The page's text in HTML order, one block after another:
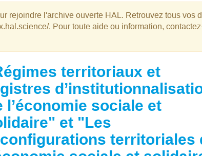
rejoindre l'archive ouverte HAL. Retrouvez tous vos
. Pour toute aide ou information,
territoriaux et
l’économie sociale et
et "Les
territoriales